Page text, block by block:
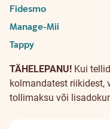
Fidesmo
Manage-Mii
Tappy
TÄHELEPANU! Kui
kolmandatest riikidest,
tollimaksu või